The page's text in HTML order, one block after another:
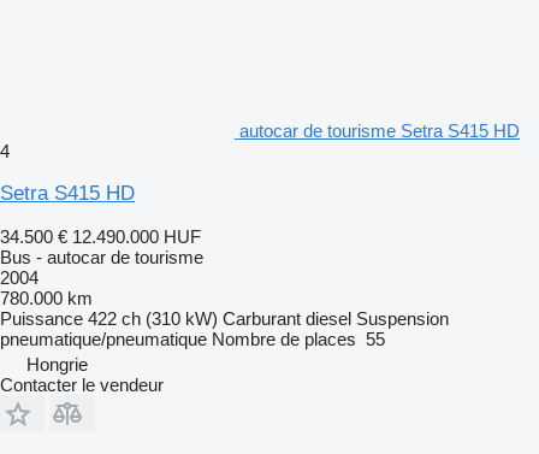
autocar de tourisme Setra S415 HD
4
Setra S415 HD
34.500 € 12.490.000 HUF
Bus - autocar de tourisme
2004
780.000 km
Puissance 422 ch (310 kW) Carburant diesel Suspension
pneumatique/pneumatique Nombre de places 55
Hongrie
Contacter le vendeur